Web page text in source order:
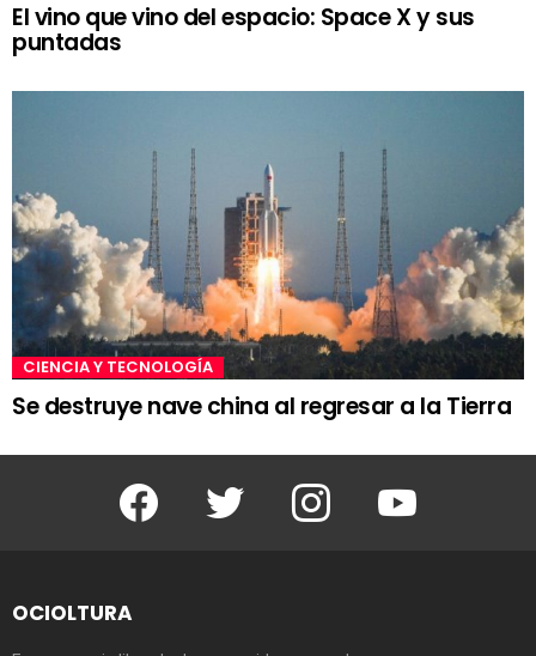
El vino que vino del espacio: Space X y sus
puntadas
CIENCIA Y TECNOLOGÍA
Se destruye nave china al regresar a la Tierra
Facebook Twitter Instagram Youtube
OCIOLTURA